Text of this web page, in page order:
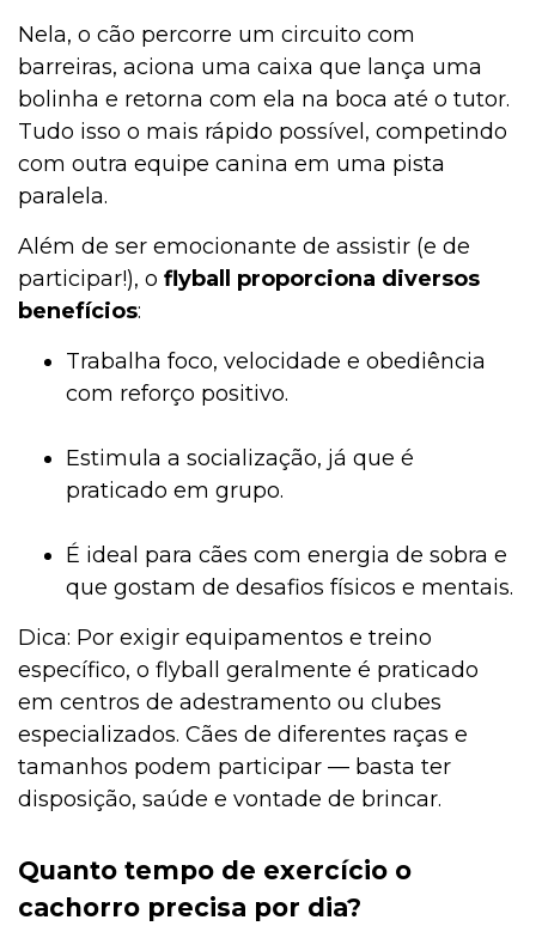
Nela, o cão percorre um circuito com
barreiras, aciona uma caixa que lança uma
bolinha e retorna com ela na boca até o tutor.
Tudo isso o mais rápido possível, competindo
com outra equipe canina em uma pista
paralela.
Além de ser emocionante de assistir (e de
participar!), o flyball proporciona diversos
benefícios:
Trabalha foco, velocidade e obediência
com reforço positivo.
Estimula a socialização, já que é
praticado em grupo.
É ideal para cães com energia de sobra e
que gostam de desafios físicos e mentais.
Dica: Por exigir equipamentos e treino
específico, o flyball geralmente é praticado
em centros de adestramento ou clubes
especializados. Cães de diferentes raças e
tamanhos podem participar — basta ter
disposição, saúde e vontade de brincar.
Quanto tempo de exercício o
cachorro precisa por dia?